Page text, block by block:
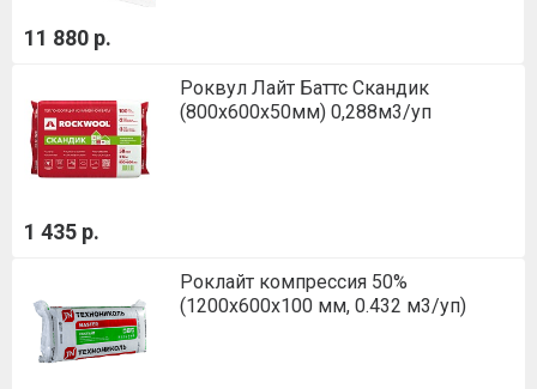
11 880 р.
Роквул Лайт Баттс Скандик
(800х600х50мм) 0,288м3/уп
1 435 р.
Роклайт компрессия 50%
(1200х600х100 мм, 0.432 м3/уп)